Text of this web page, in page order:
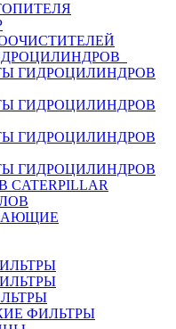
ГИДРОЦИЛИНДРОВ
ГИДРОЦИЛИНДРОВ
ГИДРОЦИЛИНДРОВ
ГИДРОЦИЛИНДРОВ
ФИЛЬТРЫ